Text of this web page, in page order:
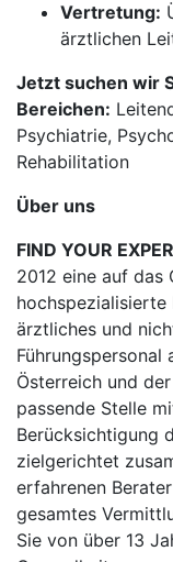
Vertretung:
ärztlichen
Jetzt suchen wir
Bereichen:
Psychiatrie,
Rehabilitation
Über uns
FIND YOUR
2012 eine auf das
ärztliches und
Führungspersonal
Österreich und
passende Stelle
Berücksichtigung
zielgerichtet
erfahrenen
gesamtes
Sie von über 13